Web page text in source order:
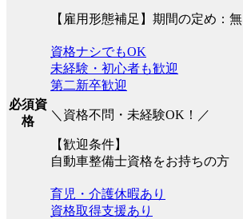
【雇用形態補足】期間の定め：無
必須資
格
資格ナシでもOK
未経験・初心者も歓迎
第二新卒歓迎
＼資格不問・未経験OK！／
【歓迎条件】
自動車整備士資格をお持ちの方
育児・介護休暇あり
資格取得支援あり